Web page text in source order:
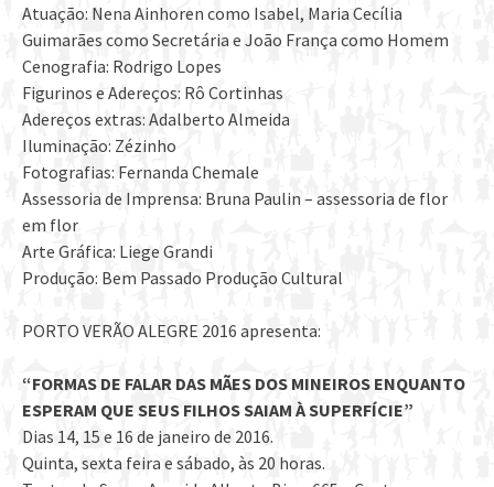
Atuação: Nena Ainhoren como Isabel, Maria Cecília
Guimarães como Secretária e João França como Homem
Cenografia: Rodrigo Lopes
Figurinos e Adereços: Rô Cortinhas
Adereços extras: Adalberto Almeida
Iluminação: Zézinho
Fotografias: Fernanda Chemale
Assessoria de Imprensa: Bruna Paulin – assessoria de flor
em flor
Arte Gráfica: Liege Grandi
Produção: Bem Passado Produção Cultural
PORTO VERÃO ALEGRE 2016 apresenta:
“FORMAS DE FALAR DAS MÃES DOS MINEIROS ENQUANTO
ESPERAM QUE SEUS FILHOS SAIAM À SUPERFÍCIE”
Dias 14, 15 e 16 de janeiro de 2016.
Quinta, sexta feira e sábado, às 20 horas.